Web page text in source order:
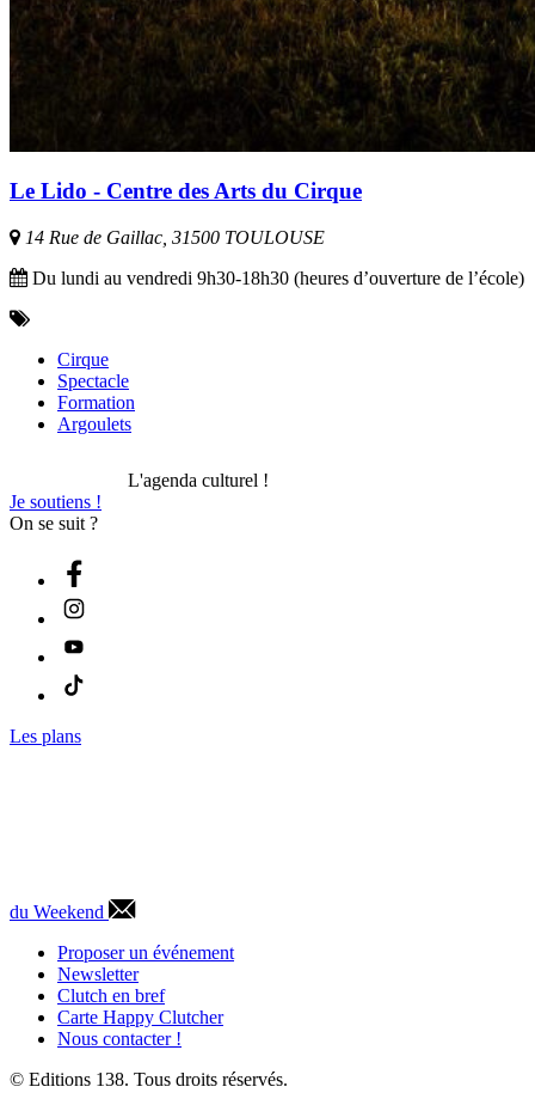
Le Lido - Centre des Arts du Cirque
14 Rue de Gaillac, 31500 TOULOUSE
Du lundi au vendredi 9h30-18h30 (heures d’ouverture de l’école)
Cirque
Spectacle
Formation
Argoulets
L'agenda culturel !
Je soutiens !
On se suit ?
Les plans
du Weekend
Proposer un événement
Newsletter
Clutch en bref
Carte Happy Clutcher
Nous contacter !
© Editions 138. Tous droits réservés.